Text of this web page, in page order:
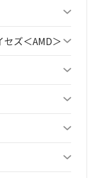
ズ＜AMD＞